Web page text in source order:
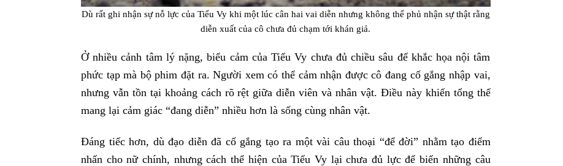
Dù rất ghi nhận sự nỗ lực của Tiểu Vy khi một lúc cân hai vai diễn nhưng không thể phủ nhận sự thật rằng
diễn xuất của cô chưa đủ chạm tới khán giả.
Ở nhiều cảnh tâm lý nặng, biểu cảm của Tiểu Vy chưa đủ chiều sâu để khắc họa nội tâm
phức tạp mà bộ phim đặt ra. Người xem có thể cảm nhận được cô đang cố gắng nhập vai,
nhưng vẫn tồn tại khoảng cách rõ rệt giữa diễn viên và nhân vật. Điều này khiến tổng thể
mang lại cảm giác “đang diễn” nhiều hơn là sống cùng nhân vật.
Đáng tiếc hơn, dù đạo diễn đã cố gắng tạo ra một vài câu thoại “để đời” nhằm tạo điểm
nhấn cho nữ chính, nhưng cách thể hiện của Tiểu Vy lại chưa đủ lực để biến những câu